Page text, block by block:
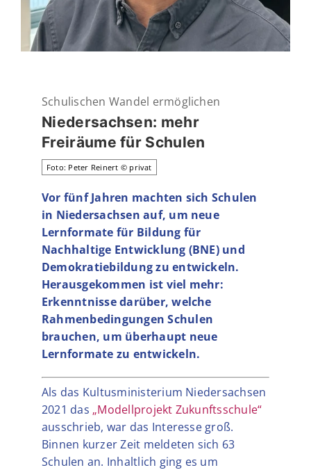
Schulischen Wandel ermöglichen
Niedersachsen: mehr
Freiräume für Schulen
Foto: Peter Reinert © privat
Vor fünf Jahren machten sich Schulen
in Niedersachsen auf, um neue
Lernformate für Bildung für
Nachhaltige Entwicklung (BNE) und
Demokratiebildung zu entwickeln.
Herausgekommen ist viel mehr:
Erkenntnisse darüber, welche
Rahmenbedingungen Schulen
brauchen, um überhaupt neue
Lernformate zu entwickeln.
Als das Kultusministerium Niedersachsen
2021 das „Modellprojekt Zukunftsschule“
ausschrieb, war das Interesse groß.
Binnen kurzer Zeit meldeten sich 63
Schulen an. Inhaltlich ging es um